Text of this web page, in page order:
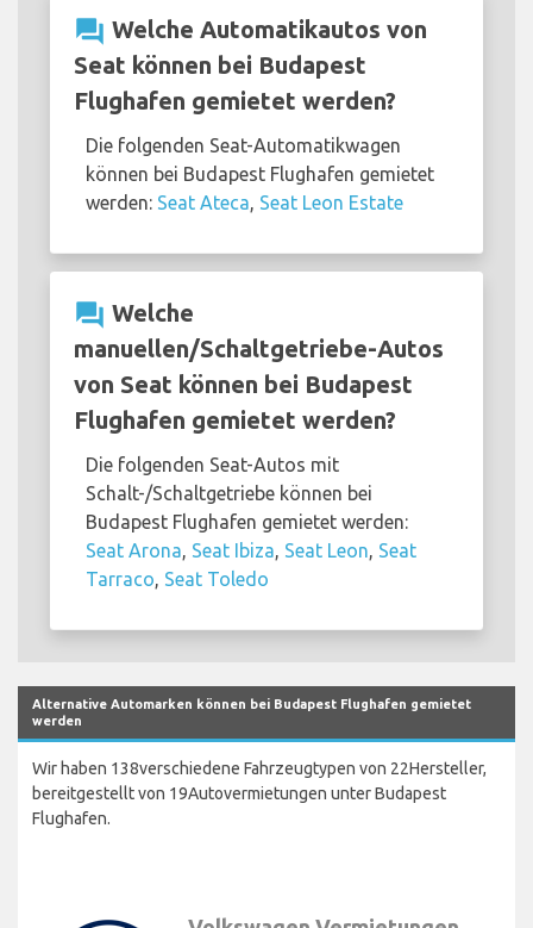
question_answer Welche Automatikautos von
Seat können bei Budapest
Flughafen gemietet werden?
Die folgenden Seat-Automatikwagen
können bei Budapest Flughafen gemietet
werden: Seat Ateca, Seat Leon Estate
question_answer Welche
manuellen/Schaltgetriebe-Autos
von Seat können bei Budapest
Flughafen gemietet werden?
Die folgenden Seat-Autos mit
Schalt-/Schaltgetriebe können bei
Budapest Flughafen gemietet werden:
Seat Arona, Seat Ibiza, Seat Leon, Seat
Tarraco, Seat Toledo
Alternative Automarken können bei Budapest Flughafen gemietet
werden
Wir haben 138verschiedene Fahrzeugtypen von 22Hersteller,
bereitgestellt von 19Autovermietungen unter Budapest
Flughafen.